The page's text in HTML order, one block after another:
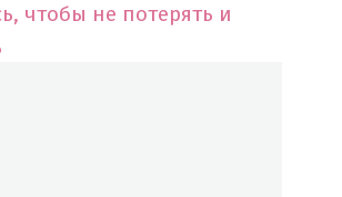
чтобы не потерять и